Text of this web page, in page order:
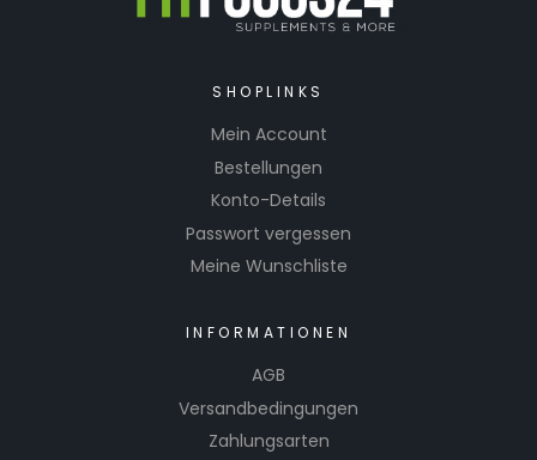
SHOPLINKS
Mein Account
Bestellungen
Konto-Details
Passwort vergessen
Meine Wunschliste
INFORMATIONEN
AGB
Versandbedingungen
Zahlungsarten